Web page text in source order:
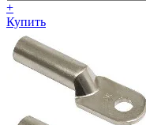
+
Купить